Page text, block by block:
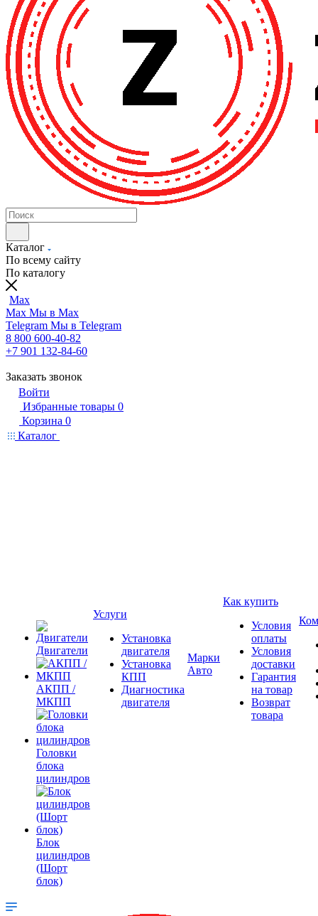
Каталог
По всему сайту
По каталогу
Max
Max Мы в Max
Telegram Мы в Telegram
8 800 600-40-82
+7 901 132-84-60
Заказать звонок
Войти
Избранные товары 0
Корзина 0
Каталог
Двигатели
АКПП /
МКПП
Головки
блока
цилиндров
Блок
цилиндров
(Шорт
блок)
Услуги
Установка
двигателя
Установка
КПП
Диагностика
двигателя
Марки
Авто
Как купить
Условия
оплаты
Условия
доставки
Гарантия
на товар
Возврат
товара